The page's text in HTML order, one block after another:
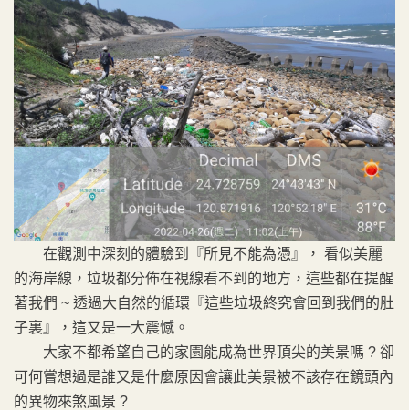
在觀測中深刻的體驗到『所見不能為憑』， 看似美麗
的海岸線，垃圾都分佈在視線看不到的地方，這些都在提醒
著我們 ~ 透過大自然的循環『這些垃圾終究會回到我們的肚
子裏』，這又是一大震憾。
大家不都希望自己的家園能成為世界頂尖的美景嗎 ? 卻
可何嘗想過是誰又是什麼原因會讓此美景被不該存在鏡頭內
的異物來煞風景 ?